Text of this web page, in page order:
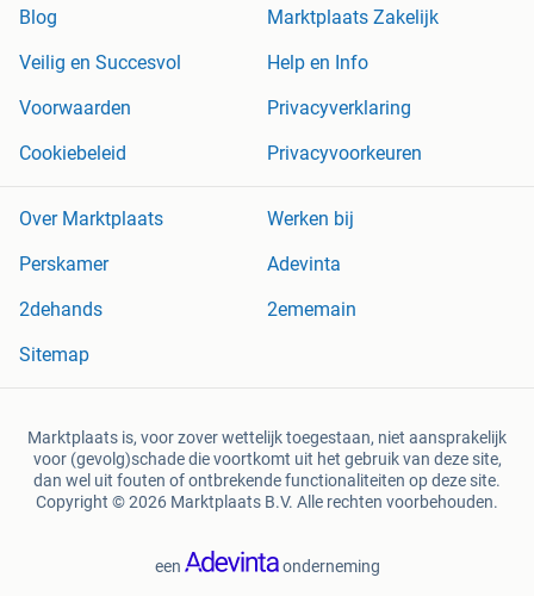
Blog
Marktplaats Zakelijk
Veilig en Succesvol
Help en Info
Voorwaarden
Privacyverklaring
Cookiebeleid
Privacyvoorkeuren
Over Marktplaats
Werken bij
Perskamer
Adevinta
2dehands
2ememain
Sitemap
Marktplaats is, voor zover wettelijk toegestaan, niet aansprakelijk
voor (gevolg)schade die voortkomt uit het gebruik van deze site,
dan wel uit fouten of ontbrekende functionaliteiten op deze site.
Copyright © 2026 Marktplaats B.V. Alle rechten voorbehouden.
een onderneming